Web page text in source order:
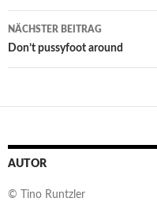
NÄCHSTER BEITRAG
Don’t pussyfoot around
AUTOR
© Tino Runtzler